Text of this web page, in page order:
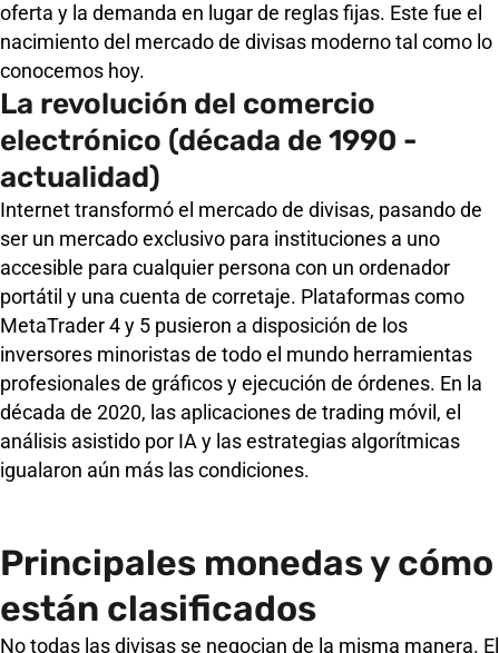
oferta y la demanda en lugar de reglas fijas. Este fue el
nacimiento del mercado de divisas moderno tal como lo
conocemos hoy.
La revolución del comercio
electrónico (década de 1990 -
actualidad)
Internet transformó el mercado de divisas, pasando de
ser un mercado exclusivo para instituciones a uno
accesible para cualquier persona con un ordenador
portátil y una cuenta de corretaje. Plataformas como
MetaTrader 4 y 5 pusieron a disposición de los
inversores minoristas de todo el mundo herramientas
profesionales de gráficos y ejecución de órdenes. En la
década de 2020, las aplicaciones de trading móvil, el
análisis asistido por IA y las estrategias algorítmicas
igualaron aún más las condiciones.
Principales monedas y cómo
están clasificados
No todas las divisas se negocian de la misma manera. El